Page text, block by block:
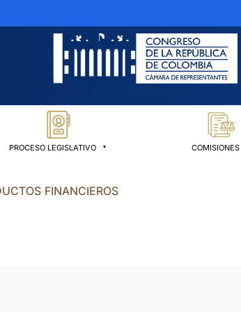
PROCESO LEGISLATIVO COMISIONES
FINANCIEROS